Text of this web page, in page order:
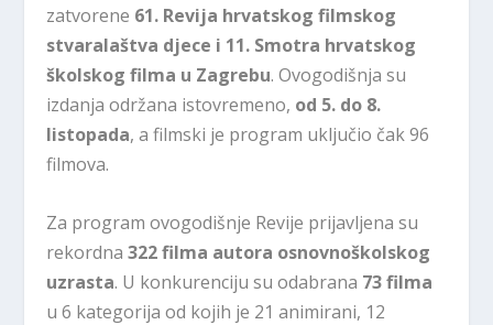
zatvorene 61. Revija hrvatskog filmskog
stvaralaštva djece i 11. Smotra hrvatskog
školskog filma u Zagrebu. Ovogodišnja su
izdanja održana istovremeno, od 5. do 8.
listopada, a filmski je program uključio čak 96
filmova.
Za program ovogodišnje Revije prijavljena su
rekordna 322 filma autora osnovnoškolskog
uzrasta. U konkurenciju su odabrana 73 filma
u 6 kategorija od kojih je 21 animirani, 12